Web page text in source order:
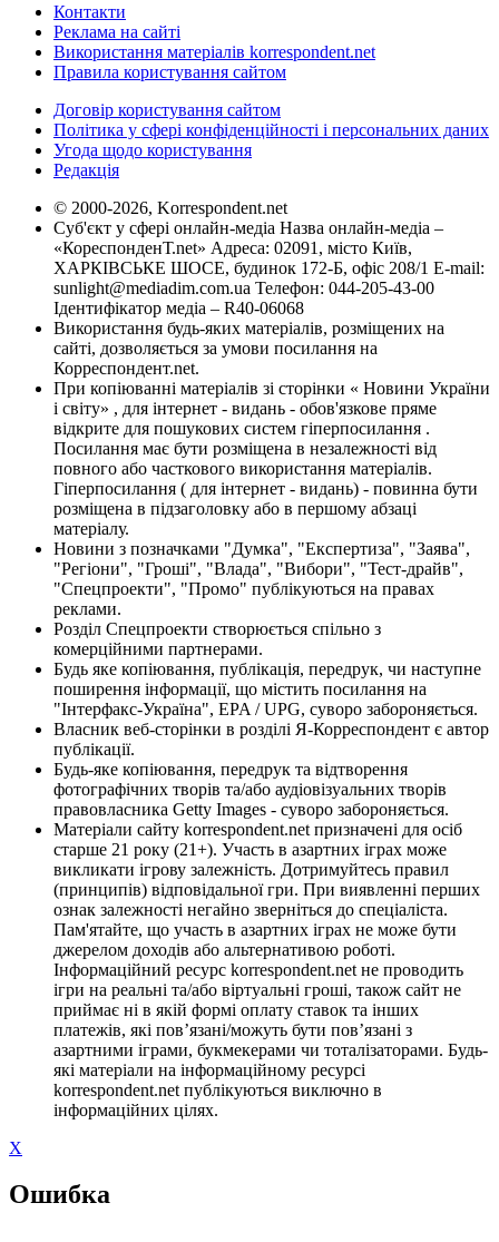
Контакти
Реклама на сайті
Використання матеріалів korrespondent.net
Правила користування сайтом
Договір користування сайтом
Політика у сфері конфіденційності і персональних даних
Угода щодо користування
Редакція
© 2000-2026, Korrespondent.net
Суб'єкт у сфері онлайн-медіа Назва онлайн-медіа –
«КореспонденТ.net» Адреса: 02091, місто Київ,
ХАРКІВСЬКЕ ШОСЕ, будинок 172-Б, офіс 208/1 E-mail:
sunlight@mediadim.com.ua Телефон: 044-205-43-00
Ідентифікатор медіа – R40-06068
Використання будь-яких матеріалів, розміщених на
сайті, дозволяється за умови посилання на
Корреспондент.net.
При копіюванні матеріалів зі сторінки « Новини України
і світу» , для інтернет - видань - обов'язкове пряме
відкрите для пошукових систем гіперпосилання .
Посилання має бути розміщена в незалежності від
повного або часткового використання матеріалів.
Гіперпосилання ( для інтернет - видань) - повинна бути
розміщена в підзаголовку або в першому абзаці
матеріалу.
Новини з позначками "Думка", "Експертиза", "Заява",
"Регіони", "Гроші", "Влада", "Вибори", "Тест-драйв",
"Спецпроекти", "Промо" публікуються на правах
реклами.
Розділ Спецпроекти створюється спільно з
комерційними партнерами.
Будь яке копіювання, публікація, передрук, чи наступне
поширення інформації, що містить посилання на
"Інтерфакс-Україна", EPA / UPG, суворо забороняється.
Власник веб-сторінки в розділі Я-Корреспондент є автор
публікації.
Будь-яке копіювання, передрук та відтворення
фотографічних творів та/або аудіовізуальних творів
правовласника Getty Images - суворо забороняється.
Матеріали сайту korrespondent.net призначені для осіб
старше 21 року (21+). Участь в азартних іграх може
викликати ігрову залежність. Дотримуйтесь правил
(принципів) відповідальної гри. При виявленні перших
ознак залежності негайно зверніться до спеціаліста.
Пам'ятайте, що участь в азартних іграх не може бути
джерелом доходів або альтернативою роботі.
Інформаційний ресурс korrespondent.net не проводить
ігри на реальні та/або віртуальні гроші, також сайт не
приймає ні в якій формі оплату ставок та інших
платежів, які пов’язані/можуть бути пов’язані з
азартними іграми, букмекерами чи тоталізаторами. Будь-
які матеріали на інформаційному ресурсі
korrespondent.net публікуються виключно в
інформаційних цілях.
X
Ошибка